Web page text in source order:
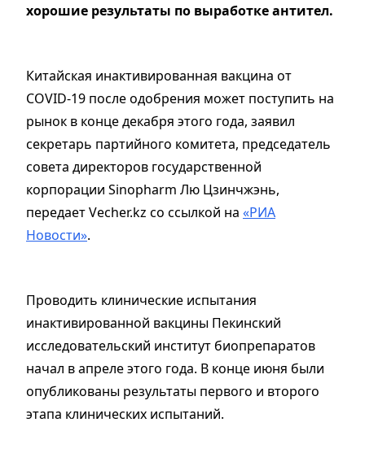
хорошие результаты по выработке антител.
Китайская инактивированная вакцина от
COVID-19 после одобрения может поступить на
рынок в конце декабря этого года, заявил
секретарь партийного комитета, председатель
совета директоров государственной
корпорации Sinopharm Лю Цзинчжэнь,
передает Vecher.kz со ссылкой на «РИА
Новости».
Проводить клинические испытания
инактивированной вакцины Пекинский
исследовательский институт биопрепаратов
начал в апреле этого года. В конце июня были
опубликованы результаты первого и второго
этапа клинических испытаний.